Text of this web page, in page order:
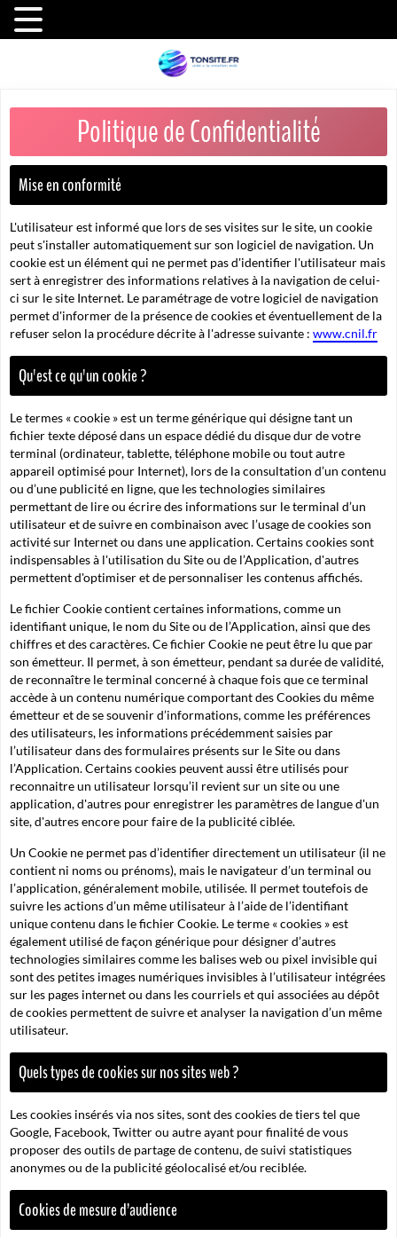
Politique de Confidentialité
Mise en conformité
L'utilisateur est informé que lors de ses visites sur le site, un cookie
peut s'installer automatiquement sur son logiciel de navigation. Un
cookie est un élément qui ne permet pas d'identifier l'utilisateur mais
sert à enregistrer des informations relatives à la navigation de celui-
ci sur le site Internet. Le paramétrage de votre logiciel de navigation
permet d'informer de la présence de cookies et éventuellement de la
refuser selon la procédure décrite à l'adresse suivante : www.cnil.fr
Qu'est ce qu'un cookie ?
Le termes « cookie » est un terme générique qui désigne tant un
fichier texte déposé dans un espace dédié du disque dur de votre
terminal (ordinateur, tablette, téléphone mobile ou tout autre
appareil optimisé pour Internet), lors de la consultation d’un contenu
ou d’une publicité en ligne, que les technologies similaires
permettant de lire ou écrire des informations sur le terminal d’un
utilisateur et de suivre en combinaison avec l’usage de cookies son
activité sur Internet ou dans une application. Certains cookies sont
indispensables à l'utilisation du Site ou de l’Application, d'autres
permettent d'optimiser et de personnaliser les contenus affichés.
Le fichier Cookie contient certaines informations, comme un
identifiant unique, le nom du Site ou de l’Application, ainsi que des
chiffres et des caractères. Ce fichier Cookie ne peut être lu que par
son émetteur. Il permet, à son émetteur, pendant sa durée de validité,
de reconnaître le terminal concerné à chaque fois que ce terminal
accède à un contenu numérique comportant des Cookies du même
émetteur et de se souvenir d’informations, comme les préférences
des utilisateurs, les informations précédemment saisies par
l’utilisateur dans des formulaires présents sur le Site ou dans
l’Application. Certains cookies peuvent aussi être utilisés pour
reconnaitre un utilisateur lorsqu’il revient sur un site ou une
application, d'autres pour enregistrer les paramètres de langue d'un
site, d'autres encore pour faire de la publicité ciblée.
Un Cookie ne permet pas d’identifier directement un utilisateur (il ne
contient ni noms ou prénoms), mais le navigateur d’un terminal ou
l’application, généralement mobile, utilisée. Il permet toutefois de
suivre les actions d’un même utilisateur à l’aide de l’identifiant
unique contenu dans le fichier Cookie. Le terme « cookies » est
également utilisé de façon générique pour désigner d’autres
technologies similaires comme les balises web ou pixel invisible qui
sont des petites images numériques invisibles à l’utilisateur intégrées
sur les pages internet ou dans les courriels et qui associées au dépôt
de cookies permettent de suivre et analyser la navigation d’un même
utilisateur.
Quels types de cookies sur nos sites web ?
Les cookies insérés via nos sites, sont des cookies de tiers tel que
Google, Facebook, Twitter ou autre ayant pour finalité de vous
proposer des outils de partage de contenu, de suivi statistiques
anonymes ou de la publicité géolocalisé et/ou reciblée.
Cookies de mesure d’audience